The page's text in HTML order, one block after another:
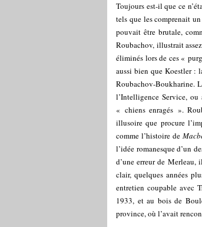
Toujours est-il que ce
tels que les comprenait
pouvait être brutale,
Roubachov, illustrait
éliminés lors de ces «
aussi bien que Koestler :
Roubachov-Boukharine.
l’Intelligence Service,
« chiens enragés ».
illusoire que procure
comme l’histoire de
l’idée romanesque d’un
d’une erreur de
clair, quelques années
entretien coupable avec
1933, et au bois de
province, où l’avait